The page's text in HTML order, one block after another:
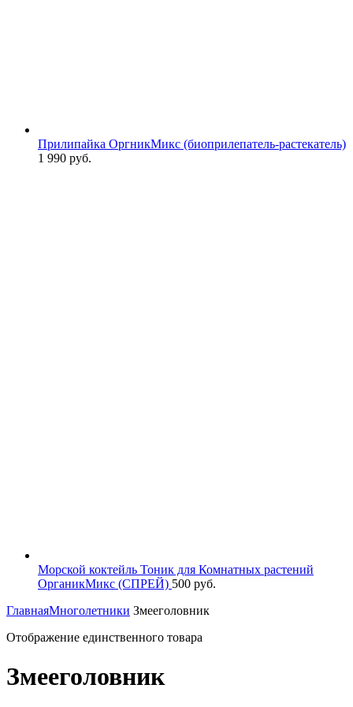
Прилипайка ОргникМикс (биоприлепатель-растекатель)
1 990 руб.
Морской коктейль Тоник для Комнатных растений
ОрганикМикс (СПРЕЙ) 500 руб.
ГлавнаяМноголетники Змееголовник
Отображение единственного товара
Змееголовник